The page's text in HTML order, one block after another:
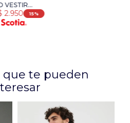
VESTIR
SELECT -
2.950 15
que te pueden